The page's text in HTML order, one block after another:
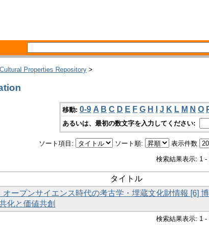
Properties Repository >
移動: 0-9 A B C D E F G H J K L M N O
あるいは、最初の数文字を入力してください:
ソート項目: ソート順: 表示件数
検索結果表示: 1 -
タイトル
オープンサイエンス時代の考古学・埋蔵文化財情報 [6]
化と価値共創
検索結果表示: 1 -